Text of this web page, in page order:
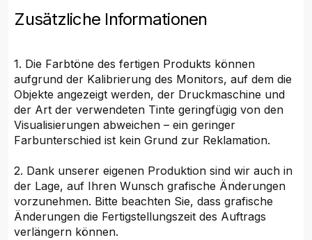
Zusätzliche Informationen
1. Die Farbtöne des fertigen Produkts können
aufgrund der Kalibrierung des Monitors, auf dem die
Objekte angezeigt werden, der Druckmaschine und
der Art der verwendeten Tinte geringfügig von den
Visualisierungen abweichen – ein geringer
Farbunterschied ist kein Grund zur Reklamation.
2. Dank unserer eigenen Produktion sind wir auch in
der Lage, auf Ihren Wunsch grafische Änderungen
vorzunehmen. Bitte beachten Sie, dass grafische
Änderungen die Fertigstellungszeit des Auftrags
verlängern können.